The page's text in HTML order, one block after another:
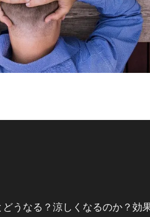
うなる？涼しくなるのか？効